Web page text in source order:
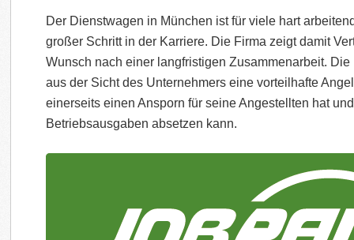
Der Dienstwagen in München ist für viele hart
großer Schritt in der Karriere. Die Firma zeigt damit
Wunsch nach einer langfristigen Zusammenarbeit.
aus der Sicht des Unternehmers eine vorteilhafte
einerseits einen Ansporn für seine Angestellten hat
Betriebsausgaben absetzen kann.